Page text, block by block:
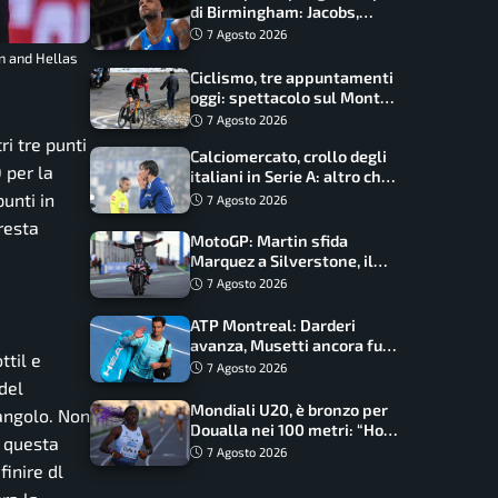
and Hellas
tre punti
per la
in
e
Non
dl
di Birmingham: Jacobs,
Tamberi e Battocletti
record
7 Agosto 2026
Ciclismo, tre appuntamenti
oggi: spettacolo sul Mont
Ventoux, orari e come
7 Agosto 2026
Calciomercato, crollo degli
italiani in Serie A: altro che
svolta dopo il Mondiale
7 Agosto 2026
MotoGP: Martin sfida
Marquez a Silverstone, il
programma e gli orari
7 Agosto 2026
ATP Montreal: Darderi
avanza, Musetti ancora fuori
con Jodar
7 Agosto 2026
Mondiali U20, è bronzo per
Doualla nei 100 metri: “Ho
scacciato l’ansia”
7 Agosto 2026